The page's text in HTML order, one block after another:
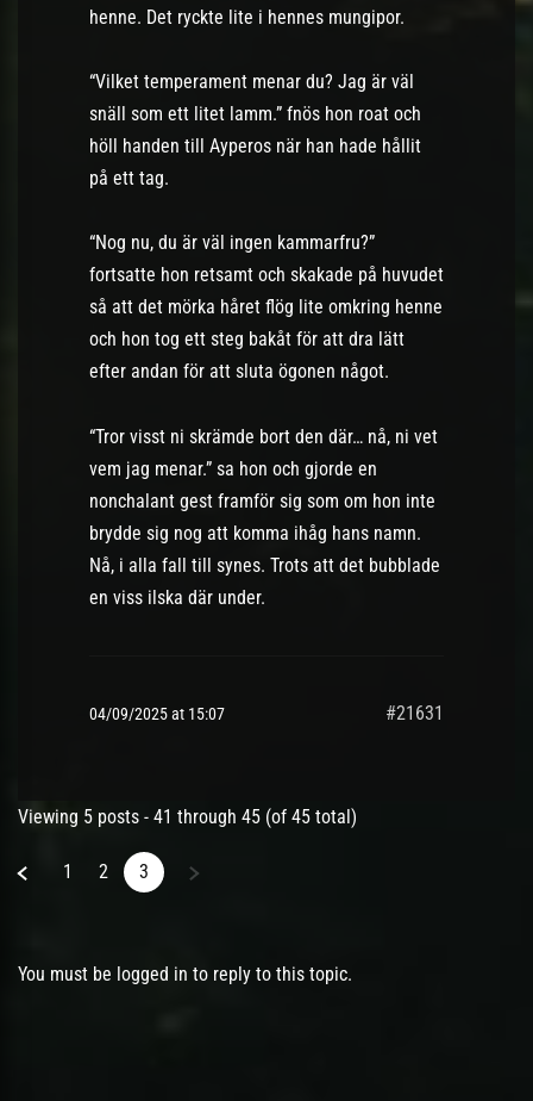
henne. Det ryckte lite i hennes mungipor.
“Vilket temperament menar du? Jag är väl
snäll som ett litet lamm.” fnös hon roat och
höll handen till Ayperos när han hade hållit
på ett tag.
“Nog nu, du är väl ingen kammarfru?”
fortsatte hon retsamt och skakade på huvudet
så att det mörka håret flög lite omkring henne
och hon tog ett steg bakåt för att dra lätt
efter andan för att sluta ögonen något.
“Tror visst ni skrämde bort den där… nå, ni vet
vem jag menar.” sa hon och gjorde en
nonchalant gest framför sig som om hon inte
brydde sig nog att komma ihåg hans namn.
Nå, i alla fall till synes. Trots att det bubblade
en viss ilska där under.
04/09/2025 at 15:07 #21631
Viewing 5 posts - 41 through 45 (of 45 total)
1 2 3
You must be logged in to reply to this topic.